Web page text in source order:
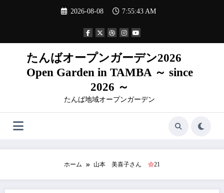
ツ
2026-08-08 7:55:44 AM
たんばオープンガーデン2026
Open Garden in TAMBA ～ since
2026 ～
たんば地域オープンガーデン
ホーム 山本 美喜子さん 21